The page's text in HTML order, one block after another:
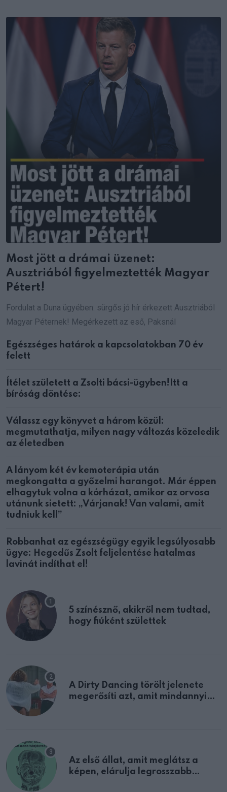
Most jött a drámai üzenet:
Ausztriából figyelmeztették Magyar
Pétert!
Fordulat a Duna ügyében: sürgős jó hír érkezett Ausztriából
Magyar Péternek! Megérkezett az eső, Paksnál
Egészséges határok a kapcsolatokban 70 év
felett
Ítélet született a Zsolti bácsi-ügyben!Itt a
bíróság döntése:
Válassz egy könyvet a három közül:
megmutathatja, milyen nagy változás közeledik
az életedben
A lányom két év kemoterápia után
megkongatta a győzelmi harangot. Már éppen
elhagytuk volna a kórházat, amikor az orvosa
utánunk sietett: „Várjanak! Van valami, amit
tudniuk kell”
Robbanhat az egészségügy egyik legsúlyosabb
ügye: Hegedűs Zsolt feljelentése hatalmas
lavinát indíthat el!
5 színésznő, akikről nem tudtad,
hogy fiúként születtek
A Dirty Dancing törölt jelenete
megerősíti azt, amit mindannyian
Az első állat, amit meglátsz a
képen, elárulja legrosszabb